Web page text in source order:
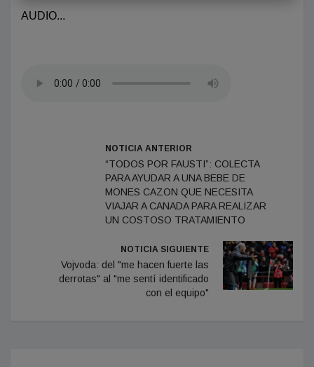
AUDIO...
NOTICIA ANTERIOR
“TODOS POR FAUSTI”: COLECTA
PARA AYUDAR A UNA BEBE DE
MONES CAZON QUE NECESITA
VIAJAR A CANADA PARA REALIZAR
UN COSTOSO TRATAMIENTO
NOTICIA SIGUIENTE
Vojvoda: del "me hacen fuerte las
derrotas" al "me sentí identificado
con el equipo"